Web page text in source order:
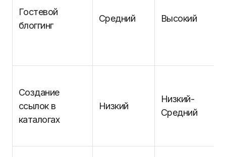
Гостевой
блоггинг
Средний Высокий
Создание
ссылок в
каталогах
Низкий
Низкий-
Средний